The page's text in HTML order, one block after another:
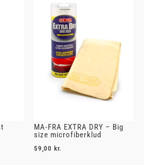
MA-FRA EXTRA DRY – Big
size microfiberklud
59,00 kr.